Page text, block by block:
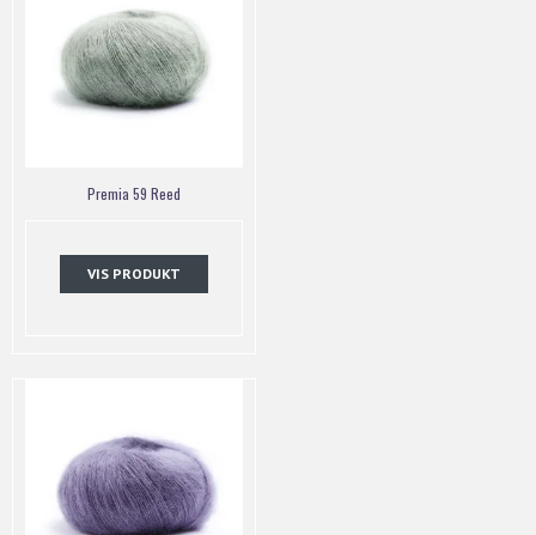
Premia 59 Reed
VIS PRODUKT